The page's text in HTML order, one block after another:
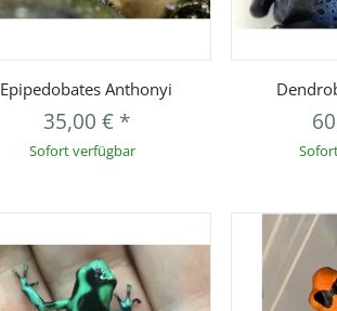
Vorschau
Epipedobates Anthonyi
35,00 € *
Sofort verfügbar